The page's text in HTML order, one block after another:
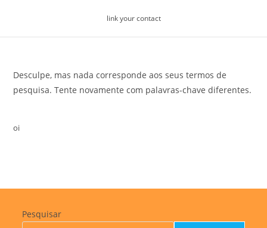
link your contact
Desculpe, mas nada corresponde aos seus termos de
pesquisa. Tente novamente com palavras-chave diferentes.
oi
Pesquisar